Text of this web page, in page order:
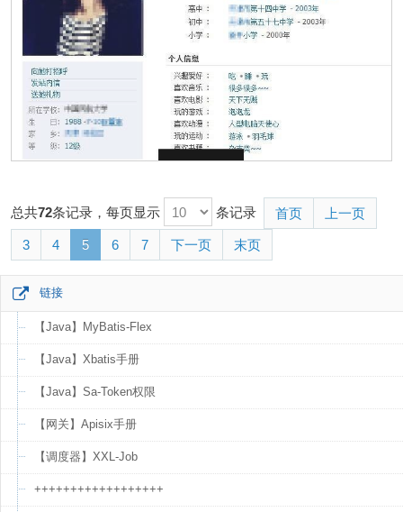
总共72条记录，每页显示 条记录 首页 上一页
3 4 5 6 7 下一页 末页
链接
【Java】MyBatis-Flex
【Java】Xbatis手册
【Java】Sa-Token权限
【网关】Apisix手册
【调度器】XXL-Job
++++++++++++++++++